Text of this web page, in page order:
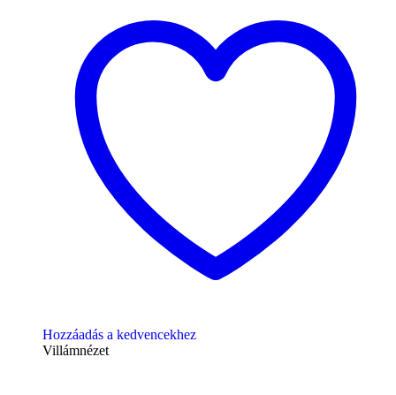
Hozzáadás a kedvencekhez
Villámnézet